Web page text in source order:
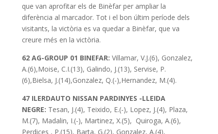
que van aprofitar els de Binèfar per ampliar la
diferència al marcador. Tot i el bon últim període dels
visitants, la victòria es va quedar a Binèfar, que va
creure més en la victòria.
62 AG-GROUP 01 BINEFAR: Villamar, V.J.(6), Gonzalez,
A.(6),Moise, C.I.(13), Galindo, J.(13), Servise, P.
(6),Bielsa, J.(14),Gonzalez, Q.(-),Hernandez, M.(4).
47 ILERDAUTO NISSAN PARDINYES -LLEIDA
NEGRE: Tesan, J.(4), Teixido, E.(-), Lopez, J.(4), Plaza,
M.(7), Madalin, I.(-), Martinez, X.(5), Quiroga, A.(6),
Perdices , P.(15), Barta, G.(2), Gonzalez, A.(4),